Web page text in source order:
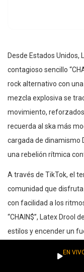
Desde Estados Unidos,
contagioso sencillo
rock alternativo con
mezcla explosiva se
movimiento,
recuerda al ska más
cargada de dinamismo
una rebelión rítmica
A través de TikTok, el
comunidad que
con facilidad a los
“CHAIN$”, Latex Drool
estilos y encender un
EN